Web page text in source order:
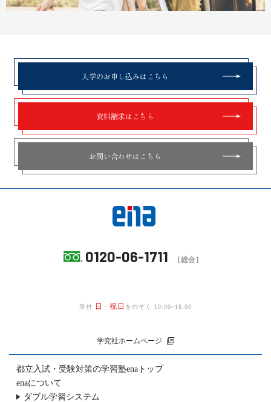
入学のお申し込みはこちら
資料請求はこちら
お問い合わせはこちら
0120-06-1711 [総合]
受付 日 ・ 祝日 をのぞく 10:00~18:00
学究社ホームページ
都立入試・受験対策の学習塾enaトップ
enaについて
ダブル学習システム